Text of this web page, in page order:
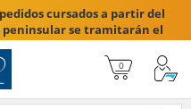
cursados a partir del
peninsular se tramitarán el